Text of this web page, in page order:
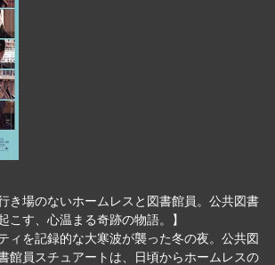
き場のないホームレスと図書館員。公共図書
こす、心温まる奇跡の物語。】
ィを記録的な大寒波が襲った冬の夜。公共図
館員スチュアートは、日頃からホームレスの